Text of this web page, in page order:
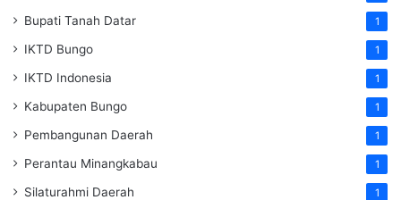
Bupati Tanah Datar 1
IKTD Bungo 1
IKTD Indonesia 1
Kabupaten Bungo 1
Pembangunan Daerah 1
Perantau Minangkabau 1
Silaturahmi Daerah 1